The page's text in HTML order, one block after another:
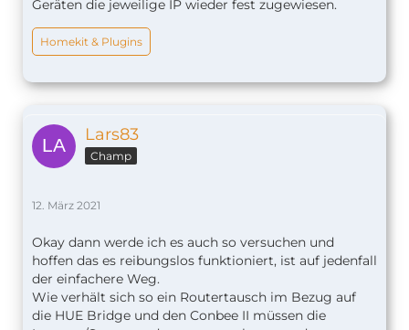
Geräten die jeweilige IP wieder fest zugewiesen.
Homekit & Plugins
Lars83
Champ
12. März 2021
Okay dann werde ich es auch so versuchen und
hoffen das es reibungslos funktioniert, ist auf jedenfall
der einfachere Weg.
Wie verhält sich so ein Routertausch im Bezug auf
die HUE Bridge und den Conbee II müssen die